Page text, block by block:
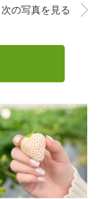
次の写真を見る